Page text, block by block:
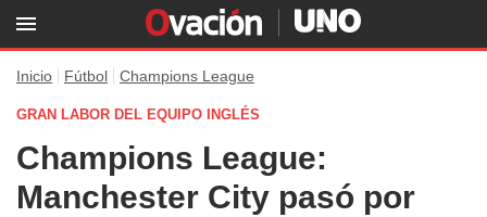
Inicio Fútbol Champions League
GRAN LABOR DEL EQUIPO INGLÉS
Champions League:
Manchester City pasó por